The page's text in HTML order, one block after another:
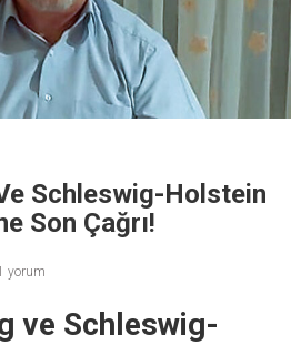
Schleswig-Holstein
Son Çağrı!
yorum
ve Schleswig-